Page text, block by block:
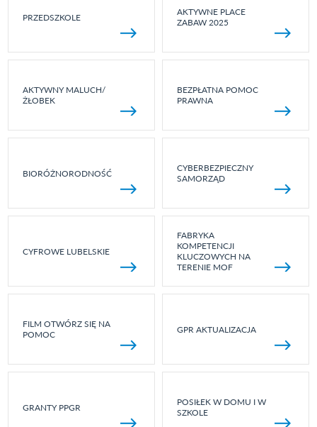
PRZEDSZKOLE
AKTYWNE PLACE
ZABAW 2025
AKTYWNY MALUCH/
ŻŁOBEK
BEZPŁATNA POMOC
PRAWNA
BIORÓŻNORODNOŚĆ
CYBERBEZPIECZNY
SAMORZĄD
CYFROWE LUBELSKIE
FABRYKA
KOMPETENCJI
KLUCZOWYCH NA
TERENIE MOF
FILM OTWÓRZ SIĘ NA
POMOC
GPR AKTUALIZACJA
GRANTY PPGR
POSIŁEK W DOMU I W
SZKOLE